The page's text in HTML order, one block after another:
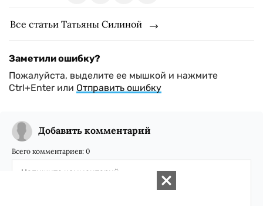
Все статьи Татьяны Силиной
Заметили ошибку?
Пожалуйста, выделите ее мышкой и нажмите
Ctrl+Enter или Отправить ошибку
Добавить комментарий
Всего комментариев: 0